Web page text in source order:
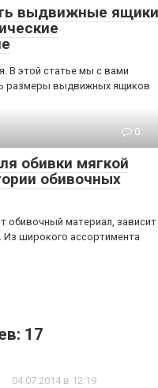
выдвижные ящики
В этой статье мы с вами
размеры выдвижных ящиков
0
обивки мягкой
обивочных
обивочный материал, зависит
Из широкого ассортимента
17
04.07.2014 в 12:19